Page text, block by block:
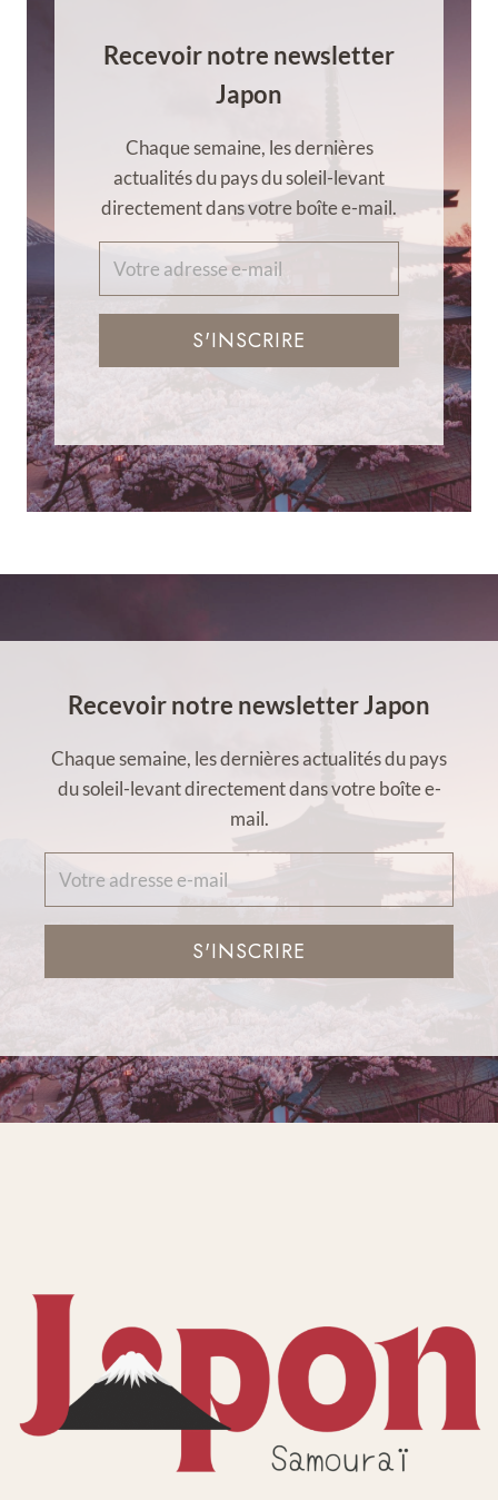
Recevoir notre newsletter
Japon
Chaque semaine, les dernières
actualités du pays du soleil-levant
directement dans votre boîte e-mail.
S'INSCRIRE
Recevoir notre newsletter Japon
Chaque semaine, les dernières actualités du pays
du soleil-levant directement dans votre boîte e-
mail.
S'INSCRIRE